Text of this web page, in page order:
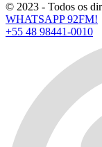
© 2023 - Todos os
WHATSAPP 92FM!
+55 48 98441-0010